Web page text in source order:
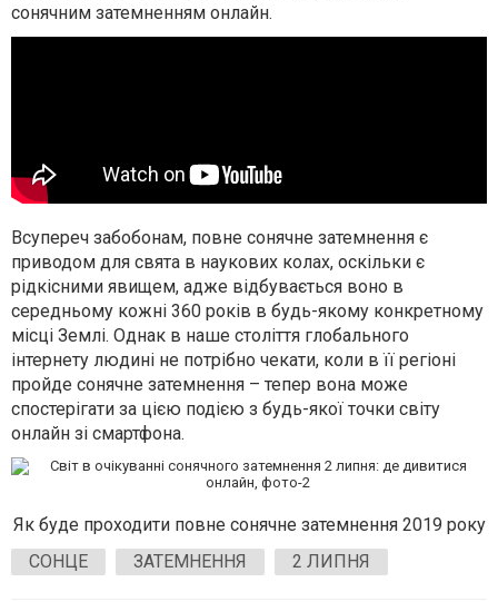
сонячним затемненням онлайн.
Всупереч забобонам, повне сонячне затемнення є
приводом для свята в наукових колах, оскільки є
рідкісними явищем, адже відбувається воно в
середньому кожні 360 років в будь-якому конкретному
місці Землі. Однак в наше століття глобального
інтернету людині не потрібно чекати, коли в її регіоні
пройде сонячне затемнення – тепер вона може
спостерігати за цією подією з будь-якої точки світу
онлайн зі смартфона.
Як буде проходити повне сонячне затемнення 2019 року
СОНЦЕ
ЗАТЕМНЕННЯ 2 ЛИПНЯ